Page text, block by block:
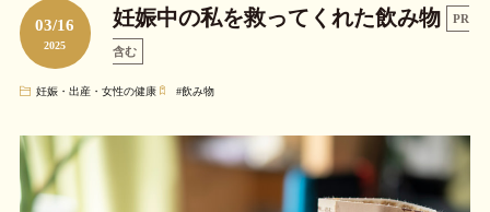
03/16
2025
妊娠中の私を救ってくれた飲み物 PR
含む
妊娠・出産・女性の健康 #飲み物